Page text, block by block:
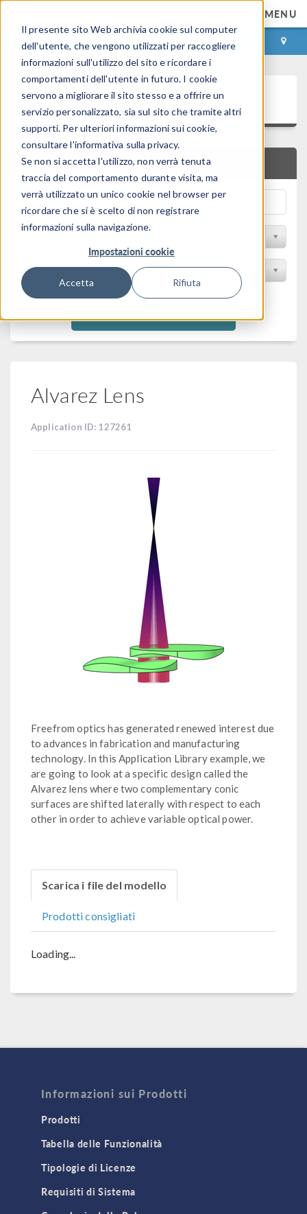
Il presente sito Web archivia cookie sul computer
dell'utente, che vengono utilizzati per raccogliere
informazioni sull'utilizzo del sito e ricordare i
comportamenti dell'utente in futuro. I cookie
servono a migliorare il sito stesso e a offrire un
servizio personalizzato, sia sul sito che tramite altri
supporti. Per ulteriori informazioni sui cookie,
consultare l'informativa sulla privacy.
Se non si accetta l'utilizzo, non verrà tenuta
traccia del comportamento durante visita, ma
verrà utilizzato un unico cookie nel browser per
ricordare che si è scelto di non registrare
informazioni sulla navigazione.
Impostazioni cookie
Accetta Rifiuta
MENU
ACCEDI CONTACT
Galleria delle Applicazioni
RICERCA RAPIDA
Filtra per Prodotto
Filtra
Alvarez Lens
Application ID: 127261
Freefrom optics has generated renewed interest due
to advances in fabrication and manufacturing
technology. In this Application Library example, we
are going to look at a specific design called the
Alvarez lens where two complementary conic
surfaces are shifted laterally with respect to each
other in order to achieve variable optical power.
Scarica i file del modello
Prodotti consigliati
Loading...
Informazioni sui Prodotti
Prodotti
Tabella delle Funzionalità
Tipologie di Licenze
Requisiti di Sistema